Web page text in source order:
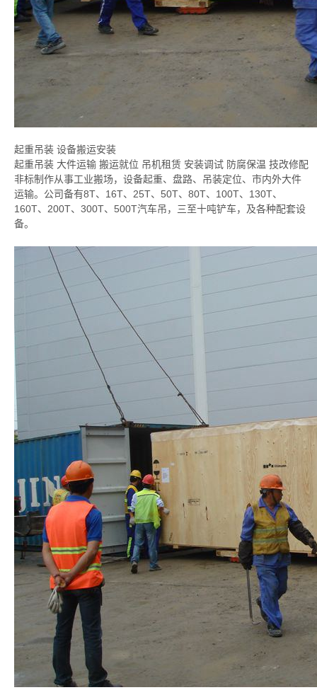
起重吊装 设备搬运安装
起重吊装 大件运输 搬运就位 吊机租赁 安装调试 防腐保温 技改修配
非标制作从事工业搬场，设备起重、盘路、吊装定位、市内外大件
运输。公司备有8T、16T、25T、50T、80T、100T、130T、
160T、200T、300T、500T汽车吊，三至十吨铲车，及各种配套设
备。